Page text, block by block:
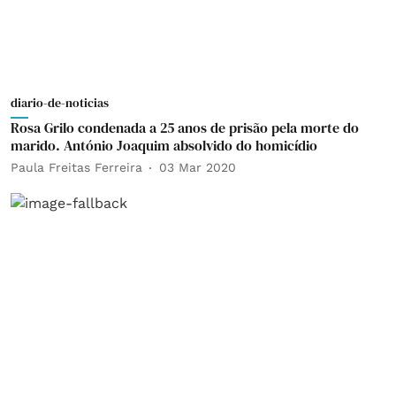
diario-de-noticias
Rosa Grilo condenada a 25 anos de prisão pela morte do
marido. António Joaquim absolvido do homicídio
Paula Freitas Ferreira 03 Mar 2020